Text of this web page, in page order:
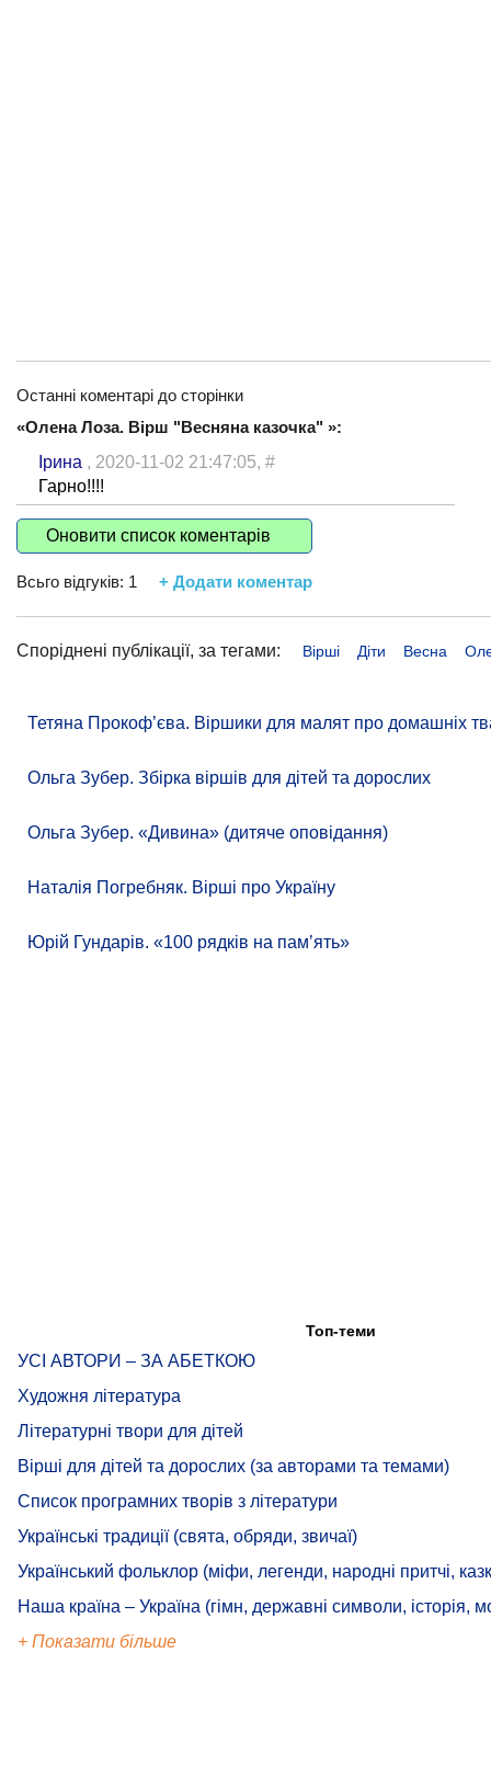
Останні коментарі до сторінки
«Олена Лоза. Вірш "Весняна казочка" »:
Ірина , 2020-11-02 21:47:05, #
Гарно!!!!
Оновити список коментарів
Всьго відгуків: 1 + Додати коментар
Споріднені публікації, за тегами: Вірші Діти Весна
Тетяна Прокоф’єва. Віршики для малят про домашніх
Ольга Зубер. Збірка віршів для дітей та дорослих
Ольга Зубер. «Дивина» (дитяче оповідання)
Наталія Погребняк. Вірші про Україну
Юрій Гундарів. «100 рядків на памʼять»
Топ-теми
УСІ АВТОРИ – ЗА АБЕТКОЮ
Художня література
Літературні твори для дітей
Вірші для дітей та дорослих (за авторами та темами)
Список програмних творів з літератури
Українські традиції (свята, обряди, звичаї)
Український фольклор (міфи, легенди, народні притчі,
Наша країна – Україна (гімн, державні символи, історія,
+ Показати більше